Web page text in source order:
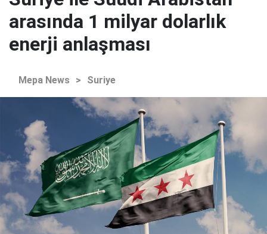
arasında 1 milyar dolarlık
enerji anlaşması
Mepa News > Suriye